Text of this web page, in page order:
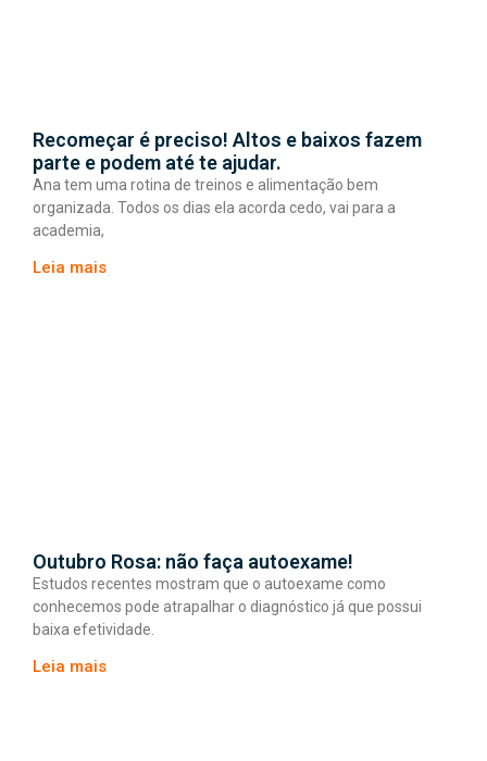
Recomeçar é preciso! Altos e baixos fazem
parte e podem até te ajudar.
Ana tem uma rotina de treinos e alimentação bem
organizada. Todos os dias ela acorda cedo, vai para a
academia,
Leia mais
Outubro Rosa: não faça autoexame!
Estudos recentes mostram que o autoexame como
conhecemos pode atrapalhar o diagnóstico já que possui
baixa efetividade.
Leia mais